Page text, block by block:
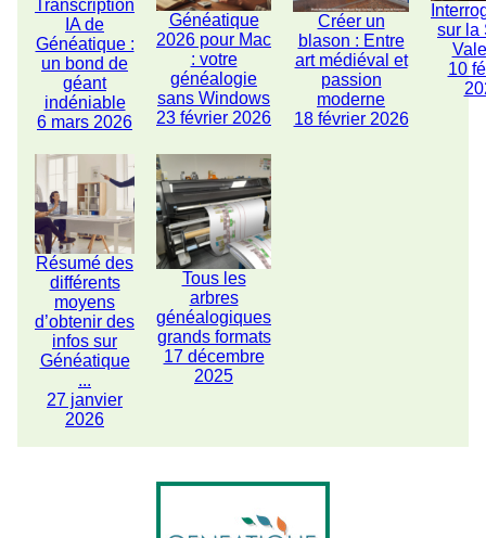
Transcription
IA de
Généatique :
un bond de
géant
indéniable
6 mars 2026
Généatique
2026 pour Mac
: votre
généalogie
sans Windows
23 février 2026
Créer un
blason : Entre
art médiéval et
passion
moderne
18 février 2026
sur la
10
Résumé des
différents
moyens
d’obtenir des
infos sur
Généatique
...
27 janvier
2026
Tous les
arbres
généalogiques
grands formats
17 décembre
2025